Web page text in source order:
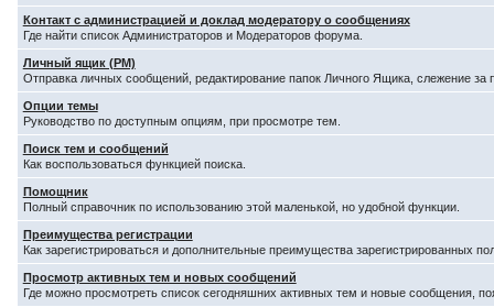
Контакт с администрацией и доклад модератору о сообщениях
Где найти список Администраторов и Модераторов форума.
Личный ящик (PM)
Отправка личных сообщений, редактирование папок Личного Ящика, слежение
Опции темы
Руководство по доступным опциям, при просмотре тем.
Поиск тем и сообщений
Как воспользоваться функцией поиска.
Помощник
Полный справочник по использованию этой маленькой, но удобной функции.
Преимущества регистрации
Как зарегистрироваться и дополнительные преимущества зарегистрированных
Просмотр активных тем и новых сообщений
Где можно просмотреть список сегодняшних активных тем и новые сообщения,